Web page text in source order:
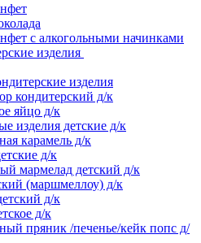
с алкогольными начинками
изделия
изделия
кондитерский д/к
яйцо д/к
изделия детские д/к
карамель д/к
д/к
мармелад детский д/к
(маршмеллоу) д/к
д/к
д/к
пряник /печенье/кейк попс д/